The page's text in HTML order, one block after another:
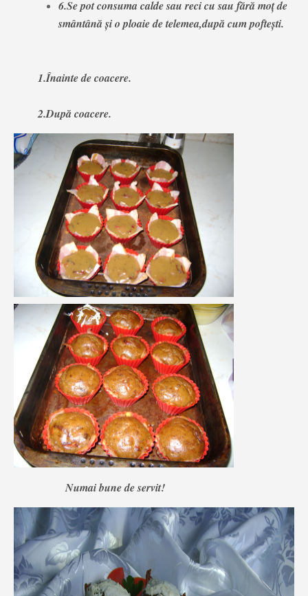
6.Se pot consuma calde sau reci cu sau fără moț de
smântână și o ploaie de telemea,după cum poftești.
1.Înainte de coacere.
2.După coacere.
Numai bune de servit!